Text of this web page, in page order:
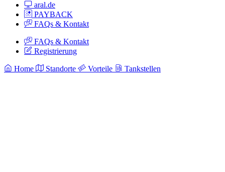
aral.de
PAYBACK
FAQs & Kontakt
FAQs & Kontakt
Registrierung
Home Standorte Vorteile Tankstellen